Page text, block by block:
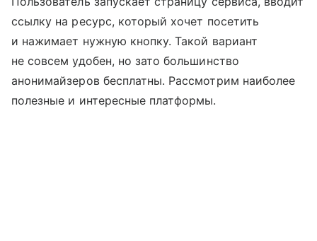
ссылку на ресурс, который хочет посетить
и нажимает нужную кнопку. Такой вариант
не совсем удобен, но зато большинство
анонимайзеров бесплатны. Рассмотрим наиболее
полезные и интересные платформы.